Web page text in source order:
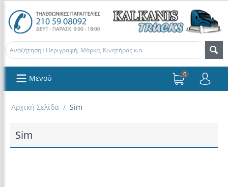
Μενού 0
Αρχική Σελίδα / Sim
Sim